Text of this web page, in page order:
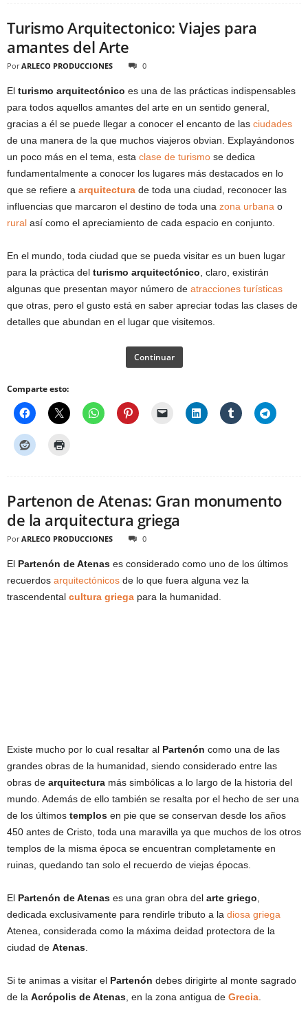
Turismo Arquitectonico: Viajes para
amantes del Arte
Por ARLECO PRODUCCIONES 0
El turismo arquitectónico es una de las prácticas indispensables
para todos aquellos amantes del arte en un sentido general,
gracias a él se puede llegar a conocer el encanto de las ciudades
de una manera de la que muchos viajeros obvian. Explayándonos
un poco más en el tema, esta clase de turismo se dedica
fundamentalmente a conocer los lugares más destacados en lo
que se refiere a arquitectura de toda una ciudad, reconocer las
influencias que marcaron el destino de toda una zona urbana o
rural así como el apreciamiento de cada espacio en conjunto.
En el mundo, toda ciudad que se pueda visitar es un buen lugar
para la práctica del turismo arquitectónico, claro, existirán
algunas que presentan mayor número de atracciones turísticas
que otras, pero el gusto está en saber apreciar todas las clases de
detalles que abundan en el lugar que visitemos.
Continuar
Comparte esto:
Partenon de Atenas: Gran monumento
de la arquitectura griega
Por ARLECO PRODUCCIONES 0
El Partenón de Atenas es considerado como uno de los últimos
recuerdos arquitectónicos de lo que fuera alguna vez la
trascendental cultura griega para la humanidad.
Existe mucho por lo cual resaltar al Partenón como una de las
grandes obras de la humanidad, siendo considerado entre las
obras de arquitectura más simbólicas a lo largo de la historia del
mundo. Además de ello también se resalta por el hecho de ser una
de los últimos templos en pie que se conservan desde los años
450 antes de Cristo, toda una maravilla ya que muchos de los otros
templos de la misma época se encuentran completamente en
ruinas, quedando tan solo el recuerdo de viejas épocas.
El Partenón de Atenas es una gran obra del arte griego,
dedicada exclusivamente para rendirle tributo a la diosa griega
Atenea, considerada como la máxima deidad protectora de la
ciudad de Atenas.
Si te animas a visitar el Partenón debes dirigirte al monte sagrado
de la Acrópolis de Atenas, en la zona antigua de Grecia.